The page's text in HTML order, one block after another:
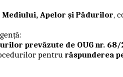
Apelor și Pădurilor,
prevăzute de OUG nr. 68/
pentru răspunderea